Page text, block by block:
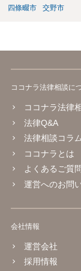
四條畷市
交野市
ココナラ法律相談に
ココナラ法律
法律Q&A
法律相談コラム
ココナラとは
よくあるご質問
運営へのお問
会社情報
運営会社
採用情報